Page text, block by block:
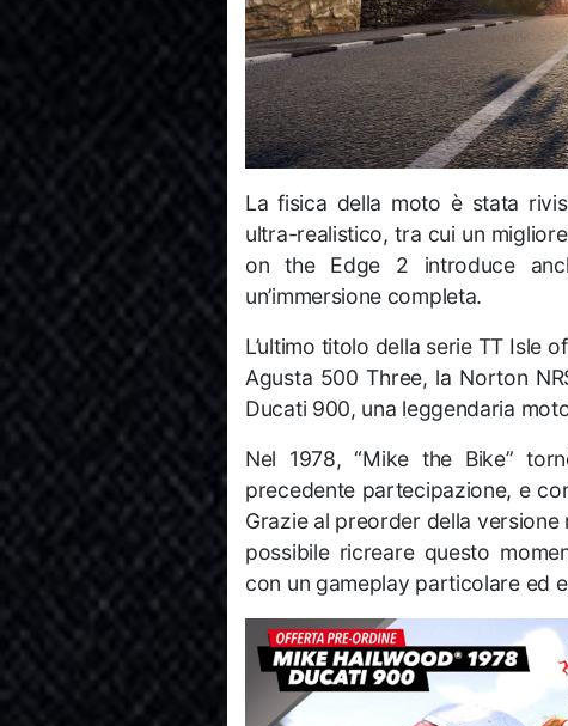
La fisica della moto è stata
ultra-realistico, tra cui un
on the Edge 2 introduce
un’immersione completa.
L’ultimo titolo della serie TT Isle
Agusta 500 Three, la Norton
Ducati 900, una leggendaria
Nel 1978, “Mike the Bike”
precedente partecipazione, e
Grazie al preorder della
possibile ricreare questo
con un gameplay particolare ed